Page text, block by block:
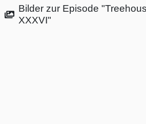
Bilder zur Episode
XXXVI"